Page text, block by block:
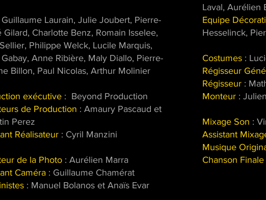
Guillaume Laurain, Julie Joubert, Pierre-
Gilard, Charlotte Benz, Romain Isselee,
Philippe Welck, Lucile Marquis,
Anne Ribière, Maly Diallo, Pierre-
Billon, Paul Nicolas, Arthur Molinier
exécutive : Beyond Production
de Production : Amaury Pascaud et
Perez
Réalisateur : Cyril Manzini
de la Photo : Aurélien Marra
Caméra : Guillaume Chamérat
: Manuel Bolanos et Anaïs Evar
Laval, Aurélien
Equipe
Hesselinck,
Costumes :
Régisseur
Régisseur :
Monteur :
Mixage Son :
Assistant
Musique
Chanson Finale